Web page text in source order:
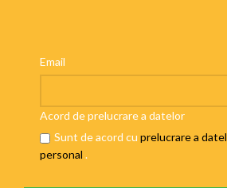
Email
Acord de prelucrare a datelor
Sunt de acord cu prelucrare a
personal .